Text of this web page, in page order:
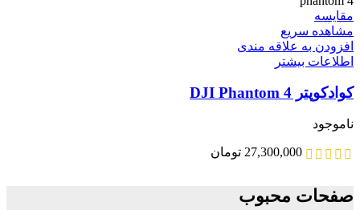
مقایسه
مشاهده سریع
افزودن به علاقه مندی
اطلاعات بیشتر
کوادکوپتر DJI Phantom 4
ناموجود
27,300,000 تومان
صفحات محبوب